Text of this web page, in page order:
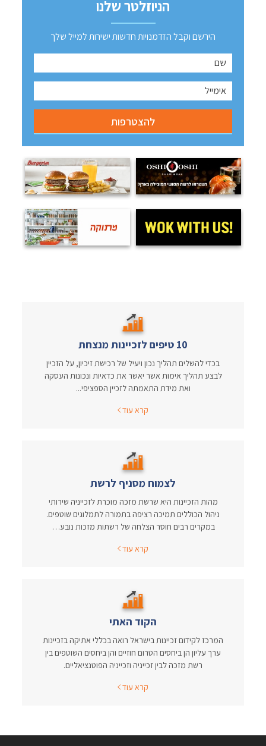
הניוזלטר שלנו
הירשם וקבל הזדמנויות חדשות ישירות למייל שלך
10 טיפים לזכיינות מנצחת
בכדי להשלים תהליך נכון ויעיל של רכישת זיכיון, על הזכיין
לבצע תהליך אימות אשר יאשר את כדאיות ונכונות העסקה
ואת מידת התאמתה לזכיין הספציפי...
קרא עוד
לצמוח מסניף לרשת
מהות הזכיינות היא שרשת מזכה מוכרת לזכייניה שירותי
ניהול הכוללים תמיכה רציפה בתמורה לתמלוגים שוטפים.
במקרים רבים חוסר הצלחה של רשתות מזכות נובע…
קרא עוד
הקוד האתי
המרכז לקידום זכיינות בישראל רואה בכללי אתיקה בזכיינות
ערך עליון הן ביחסים הטרום חוזיים והן ביחסים השוטפים בין
רשת מזכה לבין זכייניה וזכייניה הפוטנציאליים.
קרא עוד